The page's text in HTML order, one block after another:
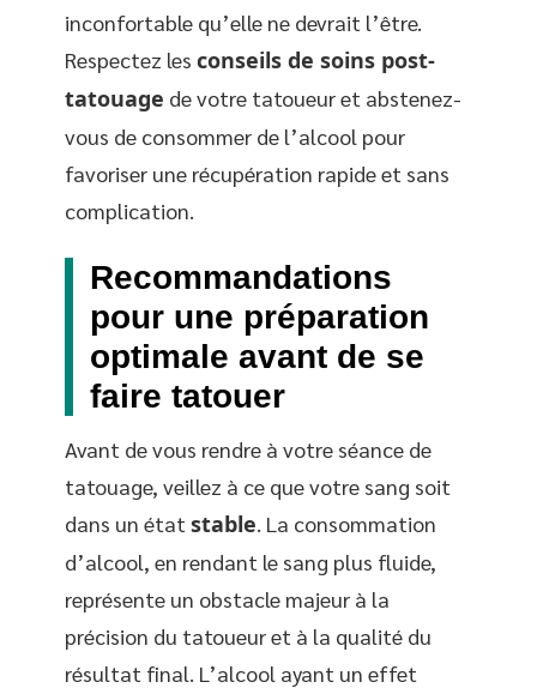
inconfortable qu’elle ne devrait l’être.
Respectez les conseils de soins post-
tatouage de votre tatoueur et abstenez-
vous de consommer de l’alcool pour
favoriser une récupération rapide et sans
complication.
Recommandations
pour une préparation
optimale avant de se
faire tatouer
Avant de vous rendre à votre séance de
tatouage, veillez à ce que votre sang soit
dans un état stable . La consommation
d’alcool, en rendant le sang plus fluide,
représente un obstacle majeur à la
précision du tatoueur et à la qualité du
résultat final. L’alcool ayant un effet